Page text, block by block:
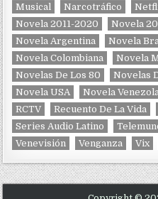
Musical
Narcotráfico
Novela 2011-2020
Novela
Novela Argentina
Novela
Novela Colombiana
Novela
Novelas De Los 80
Novelas
Novela USA
Novela
RCTV
Recuento De La Vida
Series Audio Latino
Venevisión
Venganza Vix